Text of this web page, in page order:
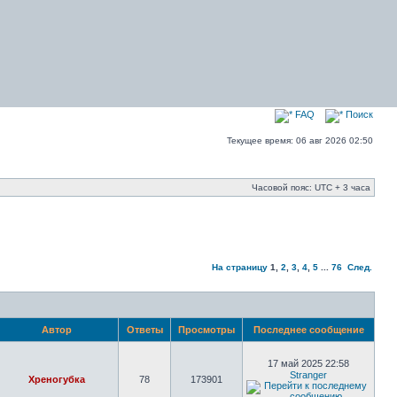
FAQ Поиск
Текущее время: 06 авг 2026 02:50
Часовой пояс: UTC + 3 часа
На страницу 1 2 3 4 5 76 След.
Автор Ответы Просмотры Последнее сообщение
Хреногубка 78 173901
17 май 2025 22:58
Stranger